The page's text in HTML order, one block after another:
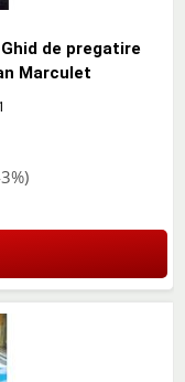
de pregatire
Marculet